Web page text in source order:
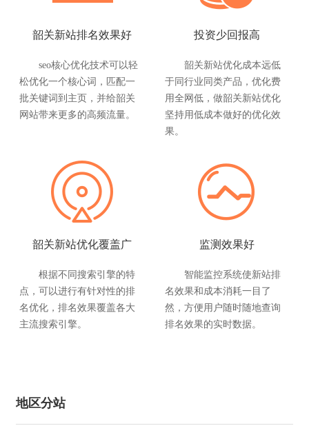
韶关新站排名效果好
seo核心优化技术可以轻
松优化一个核心词，匹配一
批关键词到主页，并给韶关
网站带来更多的高频流量。
投资少回报高
韶关新站优化成本远低
于同行业同类产品，优化费
用全网低，做韶关新站优化
坚持用低成本做好的优化效
果。
韶关新站优化覆盖广
根据不同搜索引擎的特
点，可以进行有针对性的排
名优化，排名效果覆盖各大
主流搜索引擎。
监测效果好
智能监控系统使新站排
名效果和成本消耗一目了
然，方便用户随时随地查询
排名效果的实时数据。
地区分站